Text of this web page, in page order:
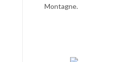
Montagne.